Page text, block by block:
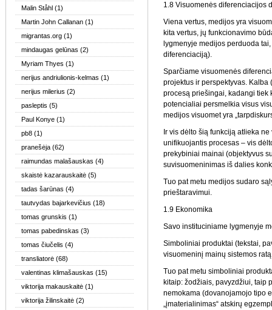
Malin Ståhl (1)
Martin John Callanan (1)
migrantas.org (1)
mindaugas gelūnas (2)
Myriam Thyes (1)
nerijus andriulionis-kelmas (1)
nerijus milerius (2)
pasleptis (5)
Paul Konye (1)
pb8 (1)
pranešėja (62)
raimundas malašauskas (4)
skaistė kazarauskaitė (5)
tadas šarūnas (4)
tautvydas bajarkevičius (18)
tomas grunskis (1)
tomas pabedinskas (3)
tomas čiučelis (4)
transliatorė (68)
valentinas klimašauskas (15)
viktorija makauskaitė (1)
viktorija žilinskaitė (2)
1.8 Visuomenės diferenciacijos
Viena vertus, medijos yra
kita vertus, jų funkcionavimo
lygmenyje medijos perduoda
diferenciaciją).
Sparčiame visuomenės
projektus ir perspektyvas.
procesą priešingai, kadangi tiek
potencialiai persmelkia visus
medijos visuomet yra
Ir vis dėlto šią funkciją atlieka
unifikuojantis procesas – vis
prekybiniai mainai (objektyvus
suvisuomeninimas iš dalies
Tuo pat metu medijos sudaro
prieštaravimui.
1.9 Ekonomika
Savo instituciniame lygmenyje
Simboliniai produktai (tekstai,
visuomeninį mainų sistemos
Tuo pat metu simboliniai
kitaip: žodžiais, pavyzdžiui, taip
nemokama (dovanojamojo tipo
„įmaterialinimas“ atskirų